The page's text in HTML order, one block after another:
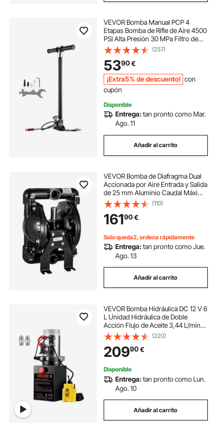
VEVOR Bomba Manual PCP 4
Etapas Bomba de Rifle de Aire 4500
PSI Alta Presión 30 MPa Filtro de
Humedad y Aceite Manómetro,
Acero Inoxidable para Pistolas de
Aire Comprimido, Tanque de
Buceo, Paintball
(257)
5390€
¡Extra5% de descuento! con
cupón
Disponible
Entrega:tan pronto como Mar.
Ago. 11
Añadir al carrito
VEVOR Bomba de Diafragma Dual
Accionada por Aire Entrada y Salida
de 25 mm Aluminio Caudal Máximo
85L/min (22GPM) 120 PSI
Diafragma de Nitrilo
(110)
16190€
Solo queda2, ordena rápidamente
Entrega:tan pronto como Jue.
Ago. 13
Añadir al carrito
VEVOR Bomba Hidráulica DC 12 V 6
L Unidad Hidráulica de Doble
Acción Flujo de Aceite 3,44 L/min
Presión Máxima de Descarga 22
MPa para Volquete, Plataforma
Elevadora, Remolque, Elevación y
Descarga
(220)
20990€
Disponible
Entrega:tan pronto como Lun.
Ago. 10
Añadir al carrito